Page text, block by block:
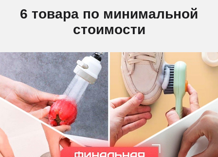
6 товара по минимальной
стоимости